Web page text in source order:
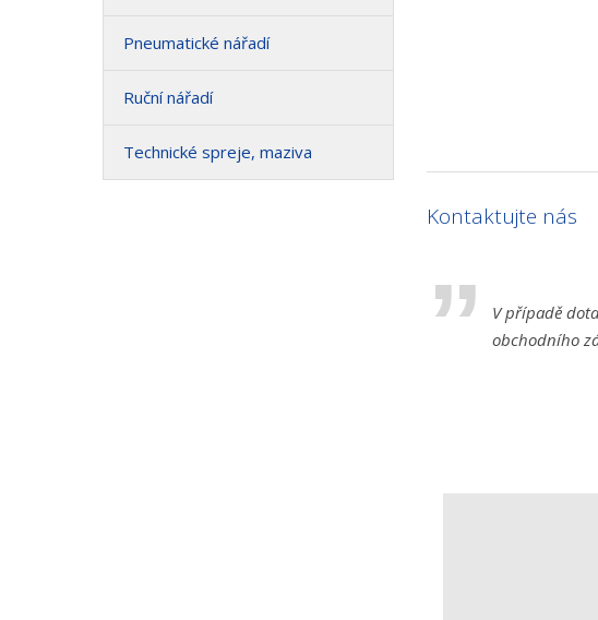
Pneumatické nářadí
Ruční nářadí
Technické spreje, maziva
Kontaktujte nás
V případě
obchodního